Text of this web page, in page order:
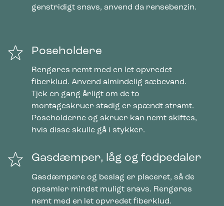
genstridigt snavs, anvend da rensebenzin.
Poseholdere
Rengøres nemt med en let opvredet
fiberklud. Anvend almindelig sæbevand.
Tjek en gang årligt om de to
montageskruer stadig er spændt stramt.
Poseholderne og skruer kan nemt skiftes,
hvis disse skulle gå i stykker.
Gasdæmper, låg og fodpedaler
Gasdæmpere og beslag er placeret, så de
opsamler mindst muligt snavs. Rengøres
nemt med en let opvredet fiberklud.